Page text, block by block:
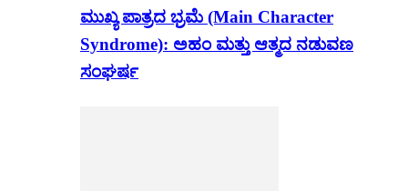
ಮುಖ್ಯ ಪಾತ್ರದ ಭ್ರಮೆ (Main Character
Syndrome): ಅಹಂ ಮತ್ತು ಆತ್ಮದ ನಡುವಣ
ಸಂಘರ್ಷ